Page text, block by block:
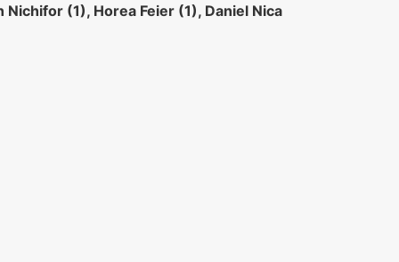
Nichifor (1), Horea Feier (1), Daniel Nica